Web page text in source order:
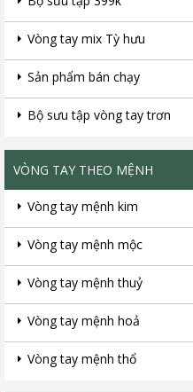
Vòng tay mix Tỳ hưu
Sản phẩm bán chạy
Bộ sưu tập vòng tay trơn
VÒNG TAY THEO MỆNH
Vòng tay mệnh kim
Vòng tay mệnh mộc
Vòng tay mệnh thuỷ
Vòng tay mệnh hoả
Vòng tay mệnh thổ